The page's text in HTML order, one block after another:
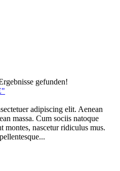
gefunden!
adipiscing elit. Aenean
massa. Cum sociis natoque
montes, nascetur ridiculus mus.